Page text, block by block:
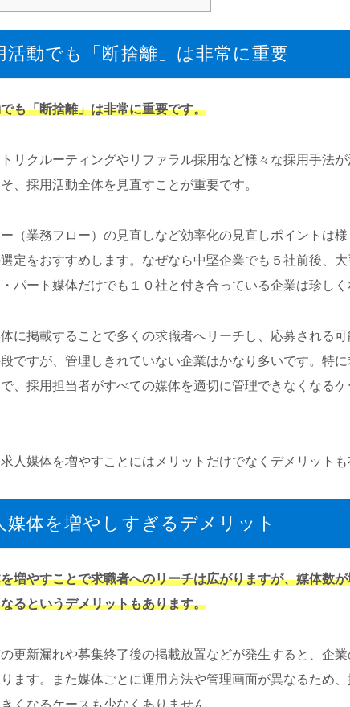
活動でも「断捨離」は非常に重要
も「断捨離」は非常に重要です。
リクルーティングやリファラル採用など様々な採用手法
、採用活動全体を見直すことが重要です。
（業務フロー）の見直しなど効率化の見直しポイントは
選定をおすすめします。なぜなら中堅企業でも５社前後、
パート媒体だけでも１０社と付き合っている企業は珍しく
に掲載することで多くの求職者へリーチし、応募される
ですが、管理しきれていない企業はかなり多いです。特
、採用担当者がすべての媒体を適切に管理できなくなるケ
人媒体を増やすことにはメリットだけでなくデメリットも
媒体を増やしすぎるデメリット
増やすことで求職者へのリーチは広がりますが、媒体数
るというデメリットもあります。
更新漏れや募集終了後の掲載放置などが発生すると、企
ます。また媒体ごとに運用方法や管理画面が異なるため
くなるケースも少なくありません。